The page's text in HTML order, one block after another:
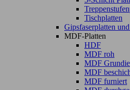
Tischplatten
Gipsfaserplatten
MDF-Platten
HDF
MDF roh
MDF
MDF
MDF furniert